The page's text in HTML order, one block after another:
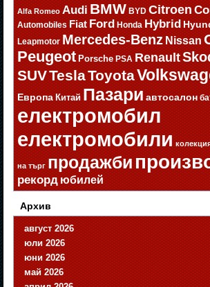
Alfa Romeo Audi BMW BYD Citroen
Automobiles Fiat Ford Honda Hybrid
Leapmotor Mercedes-Benz Nissan
Peugeot Porsche PSA Renault
SUVTeslaToyota
Европа Китай Пазари автосалон
електромобил
електромобили
на търг продажби
рекорд юбилей
Архив
август 2026
юли 2026
юни 2026
май 2026